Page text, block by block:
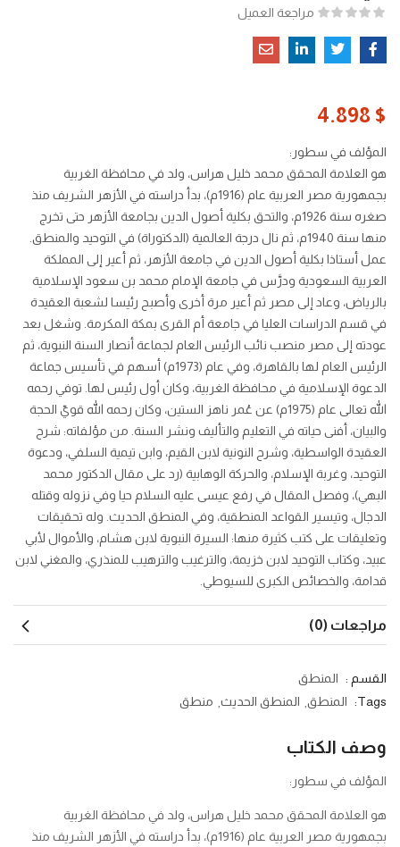
مراجعة العميل
4.898 $
المؤلف في سطور:
هو العلامة المحقق محمد خليل هراس، ولد في محافظة الغربية
بجمهورية مصر العربية عام (1916م)، بدأ دراسته في الأزهر الشريف منذ
صغره سنة 1926م، والتحق بكلية أصول الدين بجامعة الأزهر حتى تخرج
منها سنة 1940م، ثم نال درجة العالمية (الدكتوراة) في التوحيد والمنطق.
عمل أستاذا بكلية أصول الدين في جامعة الأزهر، ثم أعير إلى المملكة
العربية السعودية ودرَّس في جامعة الإمام محمد بن سعود الإسلامية
بالرياض، وعاد إلى مصر ثم أعير مرة أخرى وأصبح رئيسا لشعبة العقيدة
في قسم الدراسات العليا في جامعة أم القرى بمكة المكرمة. وشغل بعد
عودته إلى مصر منصب نائب الرئيس العام لجماعة أنصار السنة النبوية، ثم
الرئيس العام لها بالقاهرة، وفي عام (1973م) أسهم في تأسيس جماعة
الدعوة الإسلامية في محافظة الغربية، وكان أول رئيس لها. توفي رحمه
الله تعالى عام (1975م) عن عُمر ناهز الستين، وكان رحمه الله قويّ الحجة
والبيان، أفنى حياته في التعليم والتأليف ونشر السنة. من مؤلفاته: شرح
العقيدة الواسطية، وشرح النونية لابن القيم، وابن تيمية السلفي، ودعوة
التوحيد، وغربة الإسلام، والحركة الوهابية (رد على مقال الدكتور محمد
البهي)، وفصل المقال في رفع عيسى عليه السلام حيا وفي نزوله وقتله
الدجال، وتيسير القواعد المنطقية، وفي المنطق الحديث. وله تحقيقات
وتعليقات على كتب كثيرة منها: السيرة النبوية لابن هشام، والأموال لأبي
عبيد، وكتاب التوحيد لابن خزيمة، والترغيب والترهيب للمنذري، والمغني لابن
قدامة، والخصائص الكبرى للسيوطي.
مراجعات (0)
القسم : المنطق
Tags:
المنطق المنطق الحديث منطق
وصف الكتاب
المؤلف في سطور:
هو العلامة المحقق محمد خليل هراس، ولد في محافظة الغربية
بجمهورية مصر العربية عام (1916م)، بدأ دراسته في الأزهر الشريف منذ